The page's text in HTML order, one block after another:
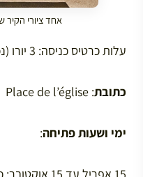
אחד ציורי הקיר
עלות כרטיס כניסה: 3 יורו (נכון ליולי 2023).
כתובת: Place de l’église
ימי ושעות פתיחה: